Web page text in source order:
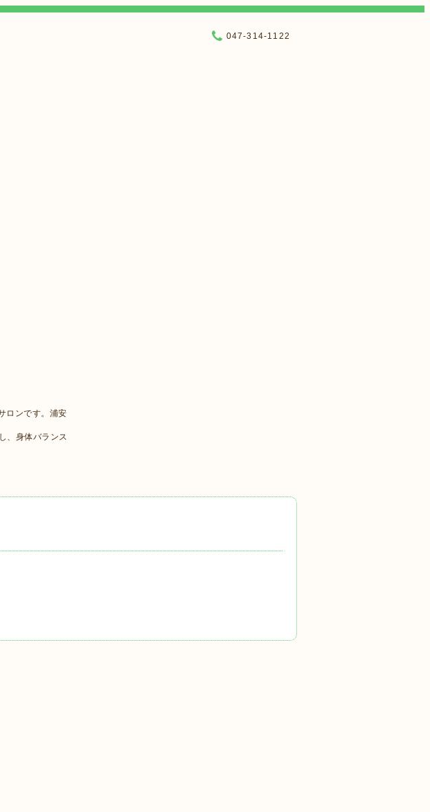
ロンです。浦安
、身体バランス
047-314-1122